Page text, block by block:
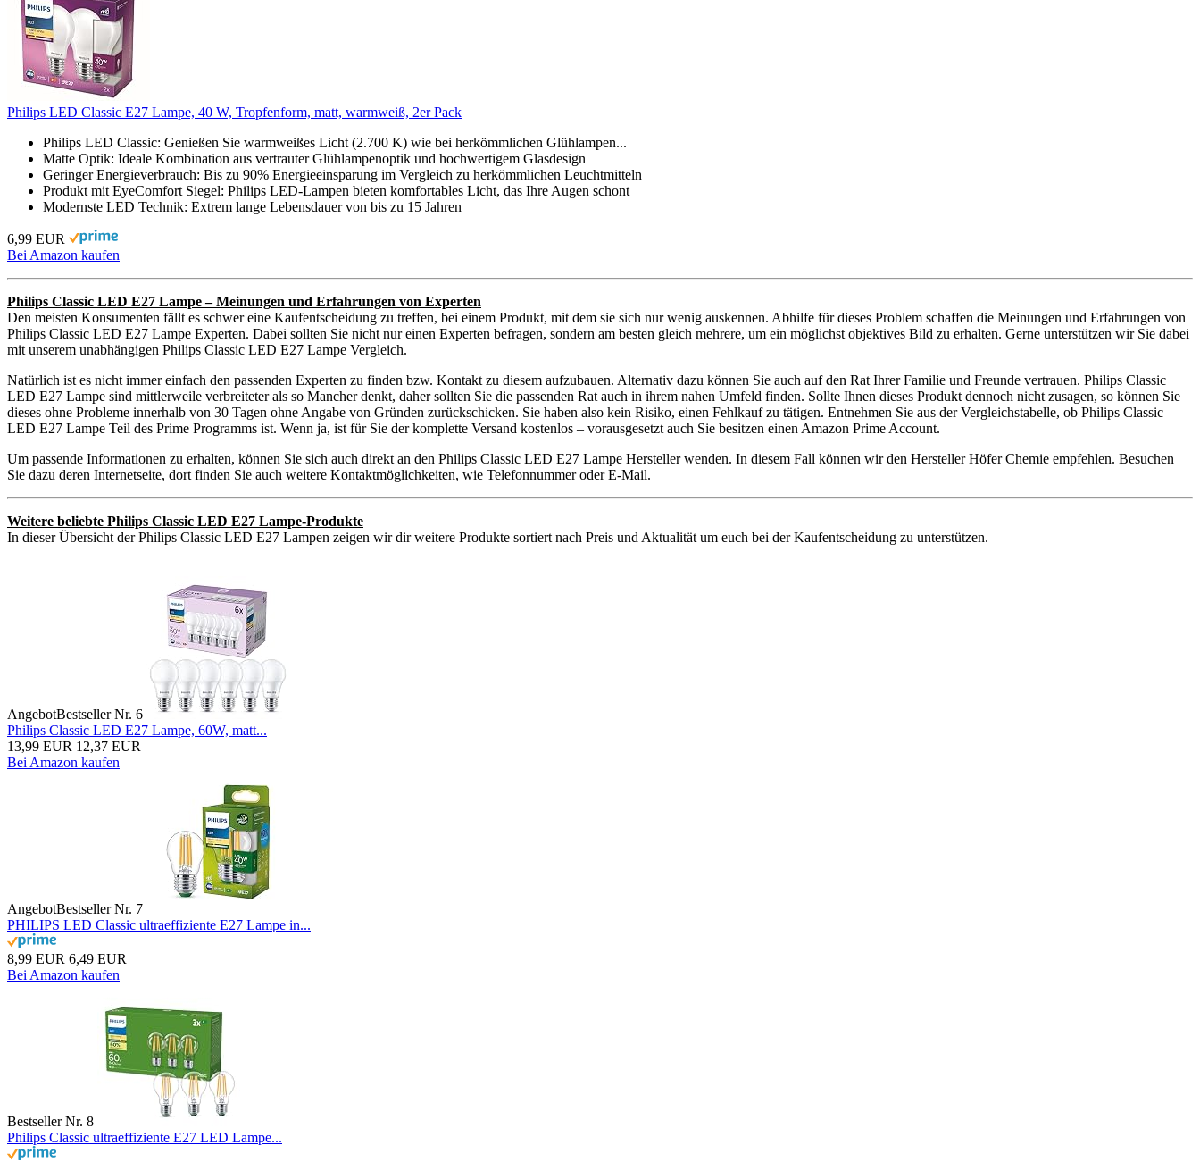
Philips LED Classic E27 Lampe, 40 W, Tropfenform, matt, warmweiß, 2er Pack
Philips LED Classic: Genießen Sie warmweißes Licht (2.700 K) wie bei herkömmlichen Glühlampen...
Matte Optik: Ideale Kombination aus vertrauter Glühlampenoptik und hochwertigem Glasdesign
Geringer Energieverbrauch: Bis zu 90% Energieeinsparung im Vergleich zu herkömmlichen Leuchtmitteln
Produkt mit EyeComfort Siegel: Philips LED-Lampen bieten komfortables Licht, das Ihre Augen schont
Modernste LED Technik: Extrem lange Lebensdauer von bis zu 15 Jahren
6,99 EUR
Bei Amazon kaufen
Philips Classic LED E27 Lampe – Meinungen und Erfahrungen von Experten
Den meisten Konsumenten fällt es schwer eine Kaufentscheidung zu treffen, bei einem Produkt, mit dem sie sich nur wenig auskennen. Abhilfe für dieses Problem schaffen die Meinungen und Erfahrungen von
Philips Classic LED E27 Lampe Experten. Dabei sollten Sie nicht nur einen Experten befragen, sondern am besten gleich mehrere, um ein möglichst objektives Bild zu erhalten. Gerne unterstützen wir Sie dabei
mit unserem unabhängigen Philips Classic LED E27 Lampe Vergleich.
Natürlich ist es nicht immer einfach den passenden Experten zu finden bzw. Kontakt zu diesem aufzubauen. Alternativ dazu können Sie auch auf den Rat Ihrer Familie und Freunde vertrauen. Philips Classic
LED E27 Lampe sind mittlerweile verbreiteter als so Mancher denkt, daher sollten Sie die passenden Rat auch in ihrem nahen Umfeld finden. Sollte Ihnen dieses Produkt dennoch nicht zusagen, so können Sie
dieses ohne Probleme innerhalb von 30 Tagen ohne Angabe von Gründen zurückschicken. Sie haben also kein Risiko, einen Fehlkauf zu tätigen. Entnehmen Sie aus der Vergleichstabelle, ob Philips Classic
LED E27 Lampe Teil des Prime Programms ist. Wenn ja, ist für Sie der komplette Versand kostenlos – vorausgesetzt auch Sie besitzen einen Amazon Prime Account.
Um passende Informationen zu erhalten, können Sie sich auch direkt an den Philips Classic LED E27 Lampe Hersteller wenden. In diesem Fall können wir den Hersteller Höfer Chemie empfehlen. Besuchen
Sie dazu deren Internetseite, dort finden Sie auch weitere Kontaktmöglichkeiten, wie Telefonnummer oder E-Mail.
Weitere beliebte Philips Classic LED E27 Lampe-Produkte
In dieser Übersicht der Philips Classic LED E27 Lampen zeigen wir dir weitere Produkte sortiert nach Preis und Aktualität um euch bei der Kaufentscheidung zu unterstützen.
AngebotBestseller Nr. 6
Philips Classic LED E27 Lampe, 60W, matt...
13,99 EUR 12,37 EUR
Bei Amazon kaufen
AngebotBestseller Nr. 7
PHILIPS LED Classic ultraeffiziente E27 Lampe in...
8,99 EUR 6,49 EUR
Bei Amazon kaufen
Bestseller Nr. 8
Philips Classic ultraeffiziente E27 LED Lampe...